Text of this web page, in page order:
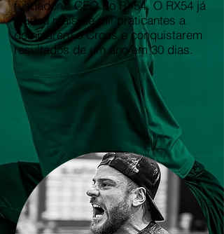
fundador e CEO do RX54. O RX54 já
ajudou mais de mil praticantes a
dominarem o Cross e conquistarem
resultados de um ano em 30 dias.